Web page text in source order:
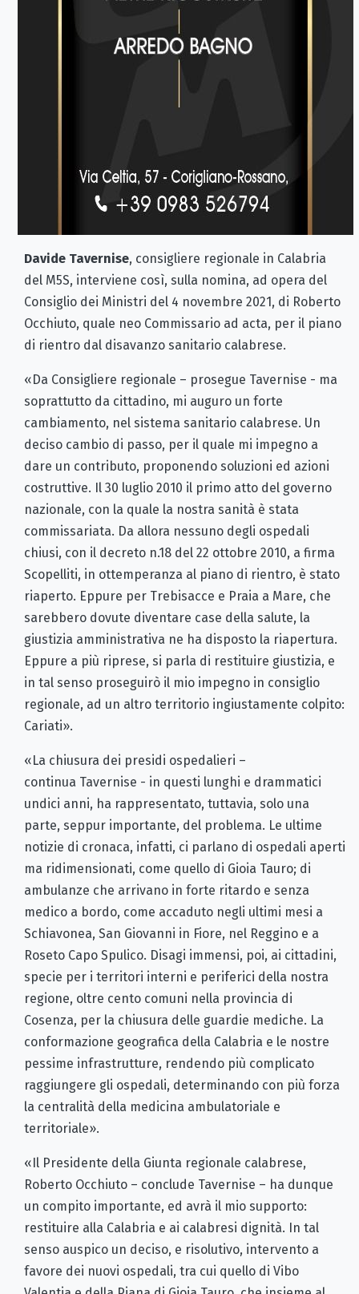
Davide Tavernise, consigliere regionale in Calabria
del M5S, interviene così, sulla nomina, ad opera del
Consiglio dei Ministri del 4 novembre 2021, di Roberto
Occhiuto, quale neo Commissario ad acta, per il piano
di rientro dal disavanzo sanitario calabrese.
«Da Consigliere regionale – prosegue Tavernise - ma
soprattutto da cittadino, mi auguro un forte
cambiamento, nel sistema sanitario calabrese. Un
deciso cambio di passo, per il quale mi impegno a
dare un contributo, proponendo soluzioni ed azioni
costruttive. Il 30 luglio 2010 il primo atto del governo
nazionale, con la quale la nostra sanità è stata
commissariata. Da allora nessuno degli ospedali
chiusi, con il decreto n.18 del 22 ottobre 2010, a firma
Scopelliti, in ottemperanza al piano di rientro, è stato
riaperto. Eppure per Trebisacce e Praia a Mare, che
sarebbero dovute diventare case della salute, la
giustizia amministrativa ne ha disposto la riapertura.
Eppure a più riprese, si parla di restituire giustizia, e
in tal senso proseguirò il mio impegno in consiglio
regionale, ad un altro territorio ingiustamente colpito:
Cariati».
«La chiusura dei presidi ospedalieri –
continua Tavernise - in questi lunghi e drammatici
undici anni, ha rappresentato, tuttavia, solo una
parte, seppur importante, del problema. Le ultime
notizie di cronaca, infatti, ci parlano di ospedali aperti
ma ridimensionati, come quello di Gioia Tauro; di
ambulanze che arrivano in forte ritardo e senza
medico a bordo, come accaduto negli ultimi mesi a
Schiavonea, San Giovanni in Fiore, nel Reggino e a
Roseto Capo Spulico. Disagi immensi, poi, ai cittadini,
specie per i territori interni e periferici della nostra
regione, oltre cento comuni nella provincia di
Cosenza, per la chiusura delle guardie mediche. La
conformazione geografica della Calabria e le nostre
pessime infrastrutture, rendendo più complicato
raggiungere gli ospedali, determinando con più forza
la centralità della medicina ambulatoriale e
territoriale».
«Il Presidente della Giunta regionale calabrese,
Roberto Occhiuto – conclude Tavernise – ha dunque
un compito importante, ed avrà il mio supporto:
restituire alla Calabria e ai calabresi dignità. In tal
senso auspico un deciso, e risolutivo, intervento a
favore dei nuovi ospedali, tra cui quello di Vibo